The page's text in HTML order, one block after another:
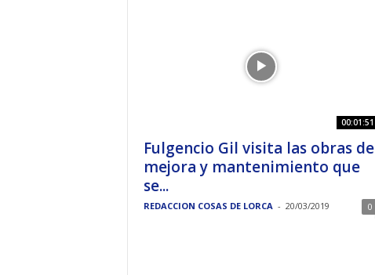
00:01:51
Fulgencio Gil visita las obras de
mejora y mantenimiento que
se...
REDACCION COSAS DE LORCA - 20/03/2019 0